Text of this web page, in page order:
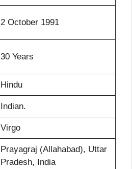
2 October 1991
30 Years
Hindu
Indian.
Virgo
Prayagraj (Allahabad), Uttar
Pradesh, India